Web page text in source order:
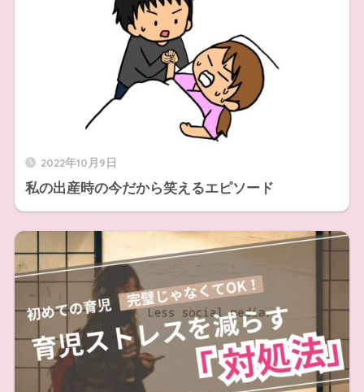
2022年10月9日
私の出産時の今だから笑えるエピソード